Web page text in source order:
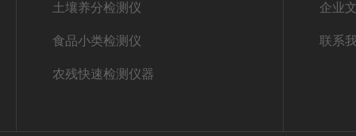
土壤养分检测仪
食品小类检测仪
农残快速检测仪器
企业
联系